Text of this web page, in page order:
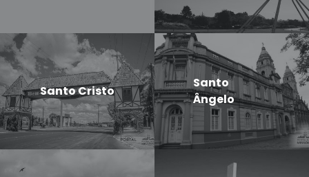
Santo Cristo
Santo
Ângelo